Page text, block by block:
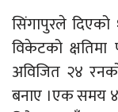
सिंगापुरले
विकेटको
अविजित २४
बनाए ।एक समय